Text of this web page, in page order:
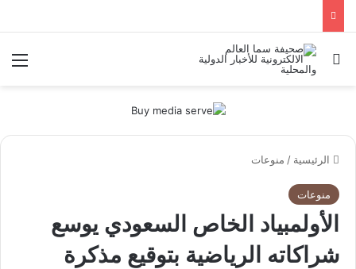
بحث عن
الرئيسية / منوعات
منوعات
الأولمبياد الخاص السعودي يوسع
شراكاته الرياضية بتوقيع مذكرة